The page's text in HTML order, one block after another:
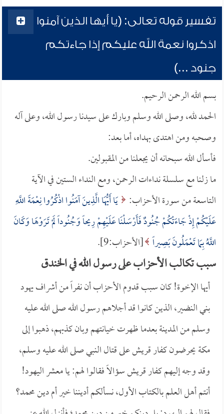
تفسير قوله تعالى: (يا أيها الذين آمنوا
اذكروا نعمة الله عليكم إذا جاءتكم
جنود ...)
بسم الله الرحمن الرحيم.
الحمد لله، وصلى الله وسلم وبارك على سيدنا رسول الله، وعلى آله
وصحبه ومن اهتدى بهداه، أما بعد:
فأسأل الله سبحانه أن يجعلنا من المقبولين.
ما زلنا مع سلسلة نداءات الرحمن، ومع النداء الستين في الآية
التاسعة من سورة الأحزاب: يَا أَيُّهَا الَّذِينَ آمَنُوا اذْكُرُوا نِعْمَةَ اللَّهِ
عَلَيْكُمْ إِذْ جَاءَتْكُمْ جُنُودٌ فَأَرْسَلْنَا عَلَيْهِمْ رِيحاً وَجُنُوداً لَمْ تَرَوْهَا وَكَانَ
اللَّهُ بِمَا تَعْمَلُونَ بَصِيراً [الأحزاب:9].
سبب تكالب الأحزاب على رسول الله في الخندق
أيها الإخوة! كان سبب قدوم الأحزاب أن نفراً من أشراف يهود
بني النضير، الذين كانوا قد أجلاهم رسول الله صلى الله عليه
وسلم من المدينة بعدما ظهرت خيانتهم وبان كذبهم، ذهبوا إلى
مكة يحرضون كفار قريش على قتال النبي صلى الله عليه وسلم،
وقد وجه إليهم كفار قريش سؤالاً فقالوا لهم: يا معشر اليهود!
أنتم أهل العلم بالكتاب الأول، نسألكم أديننا خير أم دين محمد؟